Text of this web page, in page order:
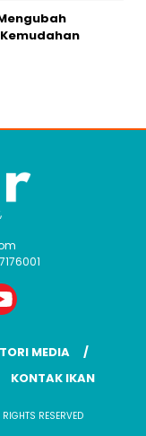
MEDIA
KONTAK IKAN
RESERVED